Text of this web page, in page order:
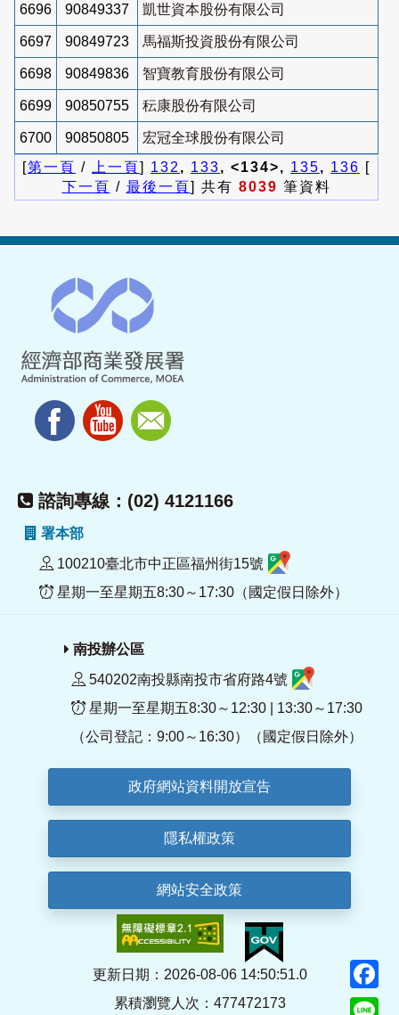
6696 90849337 凱世資本股份有限公司
6697 90849723 馬福斯投資股份有限公司
6698 90849836 智寶教育股份有限公司
6699 90850755 秐康股份有限公司
6700 90850805
宏冠全球股份有限公司
[第一頁 / 上一頁] 132 , 133, <134>, 135, 136 [
下一頁 / 最後一頁] 共有 8039 筆資料
諮詢專線：(02) 4121166
署本部
100210臺北市中正區福州街15號
星期一至星期五8:30～17:30（國定假日除外）
南投辦公區
540202南投縣南投市省府路4號
星期一至星期五8:30～12:30 | 13:30～17:30
（公司登記：9:00～16:30）（國定假日除外）
政府網站資料開放宣告
隱私權政策
網站安全政策
更新日期：2026-08-06 14:50:51.0
累積瀏覽人次：477472173